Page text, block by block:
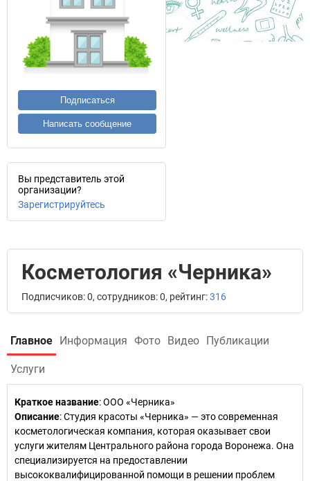
Подписаться
Написать сообщение
Вы представитель этой
организации?
Зарегистрируйтесь
Косметология «Черника»
Подписчиков: 0, сотрудников: 0, рейтинг:316
Главное Информация Фото Видео Публикации
Услуги
Краткое название:ООО «Черника»
Описание: Студия красоты «Черника» — это современная
косметологическая компания, которая оказывает свои
услуги жителям Центрального района города Воронежа. Она
специализируется на предоставлении
высококвалифицированной помощи в решении проблем